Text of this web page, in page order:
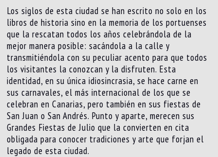
Los siglos de esta ciudad se han escrito no solo en los
libros de historia sino en la memoria de los portuenses
que la rescatan todos los años celebrándola de la
mejor manera posible: sacándola a la calle y
transmitiéndola con su peculiar acento para que todos
los visitantes la conozcan y la disfruten. Esta
identidad, en su única idiosincrasia, se hace carne en
sus carnavales, el más internacional de los que se
celebran en Canarias, pero también en sus fiestas de
San Juan o San Andrés. Punto y aparte, merecen sus
Grandes Fiestas de Julio que la convierten en cita
obligada para conocer tradiciones y arte que forjan el
legado de esta ciudad.